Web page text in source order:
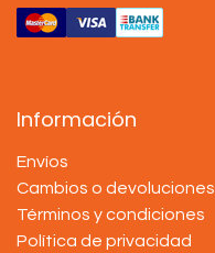
Información
Envíos
Cambios o devoluciones
Términos y condiciones
Política de privacidad